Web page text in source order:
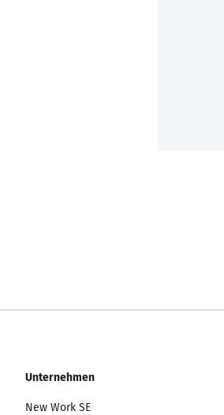
Unternehmen
New Work SE